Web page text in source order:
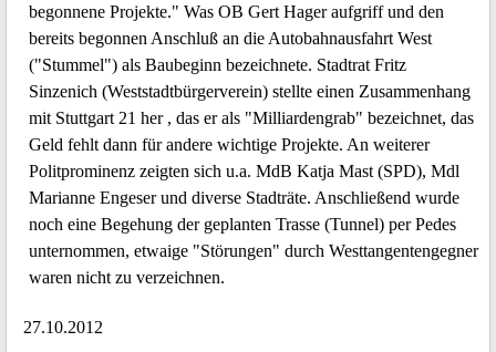
begonnene Projekte." Was OB Gert Hager aufgriff und den
bereits begonnen Anschluß an die Autobahnausfahrt West
("Stummel") als Baubeginn bezeichnete. Stadtrat Fritz
Sinzenich (Weststadtbürgerverein) stellte einen Zusammenhang
mit Stuttgart 21 her , das er als "Milliardengrab" bezeichnet, das
Geld fehlt dann für andere wichtige Projekte. An weiterer
Politprominenz zeigten sich u.a. MdB Katja Mast (SPD), Mdl
Marianne Engeser und diverse Stadträte. Anschließend wurde
noch eine Begehung der geplanten Trasse (Tunnel) per Pedes
unternommen, etwaige "Störungen" durch Westtangentengegner
waren nicht zu verzeichnen.
27.10.2012